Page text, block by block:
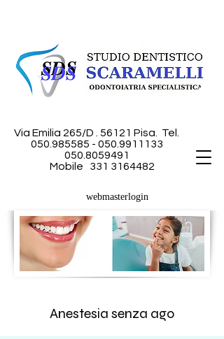
Via Emilia 265/D . 56121 Pisa.
Tel.
050.985585 - 050 .9911133
050.8059491
Mobile 331 3164482
webmasterlogin
Anestesia senza ago